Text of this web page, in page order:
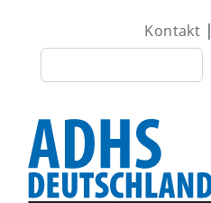
Suche
Kontakt|